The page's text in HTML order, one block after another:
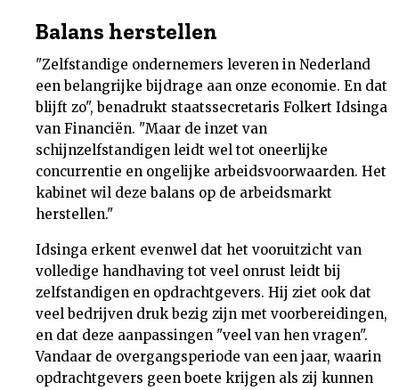
Balans herstellen
"Zelfstandige ondernemers leveren in Nederland
een belangrijke bijdrage aan onze economie. En dat
blijft zo", benadrukt staatssecretaris Folkert Idsinga
van Financiën. "Maar de inzet van
schijnzelfstandigen leidt wel tot oneerlijke
concurrentie en ongelijke arbeidsvoorwaarden. Het
kabinet wil deze balans op de arbeidsmarkt
herstellen."
Idsinga erkent evenwel dat het vooruitzicht van
volledige handhaving tot veel onrust leidt bij
zelfstandigen en opdrachtgevers. Hij ziet ook dat
veel bedrijven druk bezig zijn met voorbereidingen,
en dat deze aanpassingen "veel van hen vragen".
Vandaar de overgangsperiode van een jaar, waarin
opdrachtgevers geen boete krijgen als zij kunnen